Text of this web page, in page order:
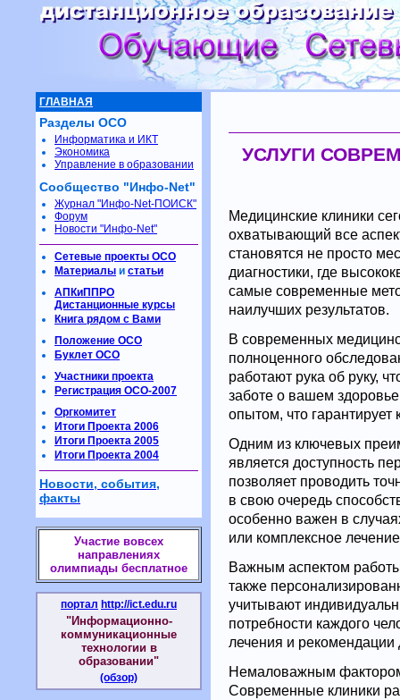
УСЛУГИ
Медицинские клиники
охватывающий все
становятся не просто
диагностики, где
самые современные
наилучших результатов.
В современных
полноценного
работают рука об руку,
заботе о вашем
опытом, что
Одним из ключевых
является доступность
позволяет проводить
в свою очередь
особенно важен в
или комплексное
Важным аспектом
также
учитывают
потребности каждого
лечения и
Немаловажным фактором
Современные клиники
ГЛАВНАЯ
Разделы ОСО
Информатика и ИКТ
Экономика
Управление в образовании
Сообщество "Инфо-Net"
Журнал "Инфо-Net-ПОИСК"
Форум
Новости "Инфо-Net"
Сетевые проекты ОСО
Материалы и статьи
АПКиППРО
Дистанционные курсы
Книга рядом с Вами
Положение ОСО
Буклет ОСО
Участники проекта
Регистрация ОСО-2007
Оргкомитет
Итоги Проекта 2006
Итоги Проекта 2005
Итоги Проекта 2004
Новости, события,
факты
Участие вовсех
направлениях
олимпиады бесплатное
портал http://ict.edu.ru
"Информационно-
коммуникационные
технологии в
образовании"
(обзор)